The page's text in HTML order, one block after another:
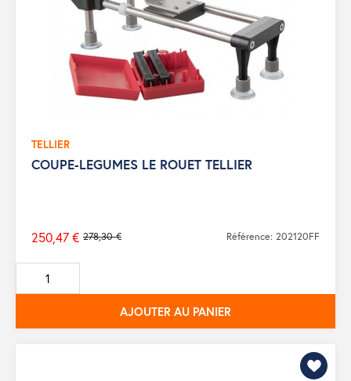
TELLIER
COUPE-LEGUMES LE ROUET TELLIER
Prix
de
base
278,30 €
250,47 € Référence: 202120FF
AJOUTER AU PANIER